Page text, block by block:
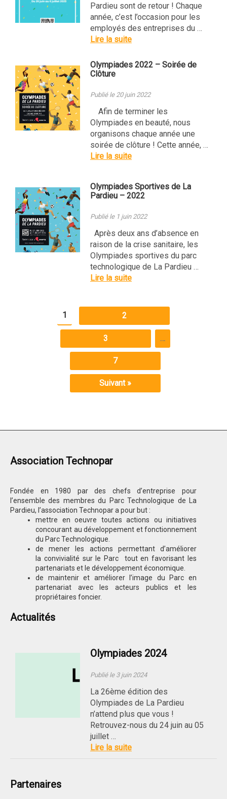
Pardieu sont de retour ! Chaque
année, c’est l’occasion pour les
employés des entreprises du …
Lire la suite
Olympiades 2022 – Soirée de
Clôture
Publié le 20 juin 2022
Afin de terminer les
Olympiades en beauté, nous
organisons chaque année une
soirée de clôture ! Cette année, …
Lire la suite
Olympiades Sportives de La
Pardieu – 2022
Publié le 1 juin 2022
Après deux ans d’absence en
raison de la crise sanitaire, les
Olympiades sportives du parc
technologique de La Pardieu …
Lire la suite
1 2
3 …
7
Suivant »
Association Technopar
Fondée en 1980 par des chefs d’entreprise pour
l’ensemble des membres du Parc Technologique de La
Pardieu, l’association Technopar a pour but :
mettre en oeuvre toutes actions ou initiatives
concourant au développement et fonctionnement
du Parc Technologique.
de mener les actions permettant d’améliorer
la convivialité sur le Parc tout en favorisant les
partenariats et le développement économique.
de maintenir et améliorer l’image du Parc en
partenariat avec les acteurs publics et les
propriétaires foncier.
Actualités
Olympiades 2024
Publié le 3 juin 2024
La 26ème édition des
Olympiades de La Pardieu
n’attend plus que vous !
Retrouvez-nous du 24 juin au 05
juillet …
Lire la suite
Partenaires